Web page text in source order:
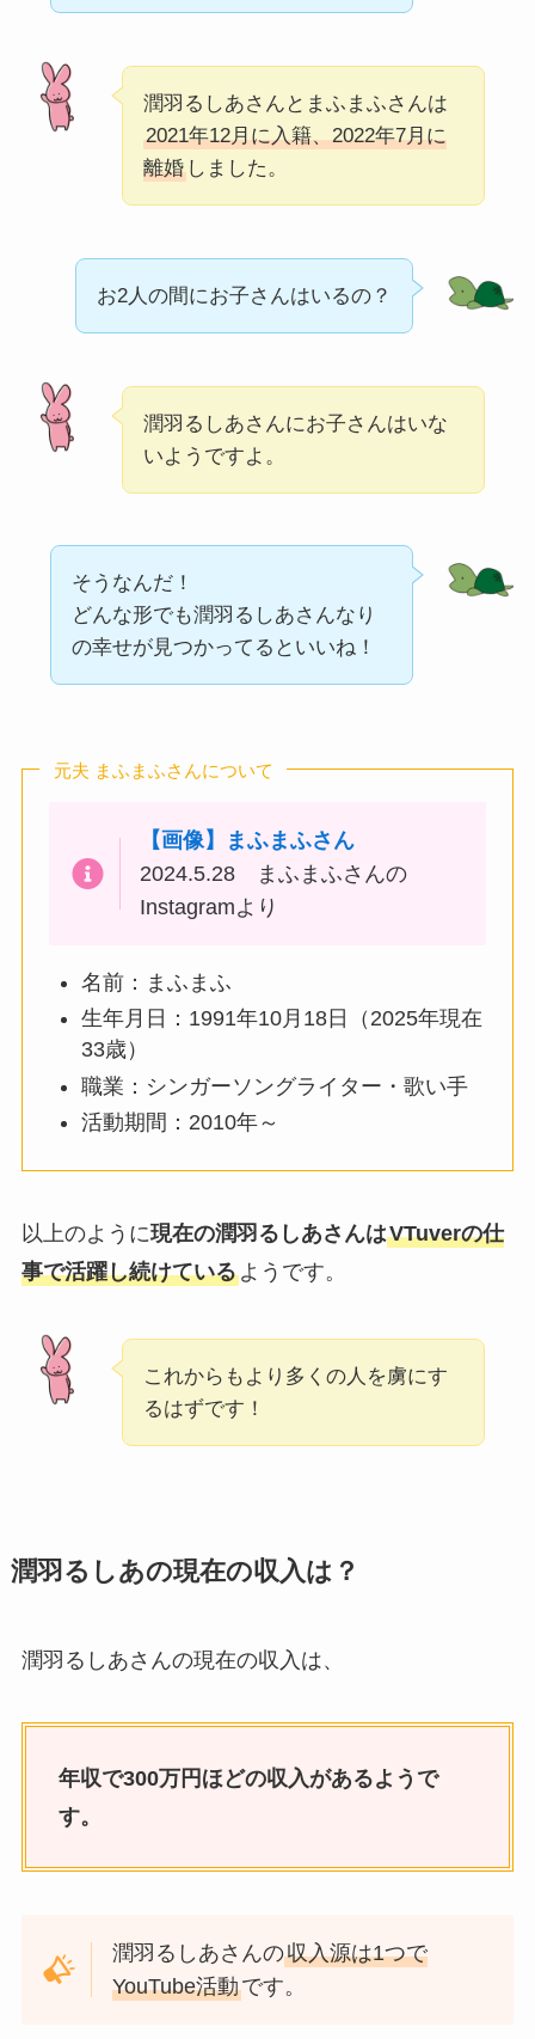
潤羽るしあさんとまふまふさんは
2021年12月に入籍、2022年7月に
離婚しました。
お2人の間にお子さんはいるの？
潤羽るしあさんにお子さんはいな
いようですよ。
そうなんだ！
どんな形でも潤羽るしあさんなり
の幸せが見つかってるといいね！
元夫 まふまふさんについて
【画像】まふまふさん
2024.5.28 まふまふさんの
Instagramより
名前：まふまふ
生年月日：1991年10月18日（2025年現在
33歳）
職業：シンガーソングライター・歌い手
活動期間：2010年～
以上のように現在の潤羽るしあさんはVTuverの仕
事で活躍し続けているようです。
これからもより多くの人を虜にす
るはずです！
潤羽るしあの現在の収入は？
潤羽るしあさんの現在の収入は、
年収で300万円ほどの収入があるようで
す。
潤羽るしあさんの収入源は1つで
YouTube活動です。